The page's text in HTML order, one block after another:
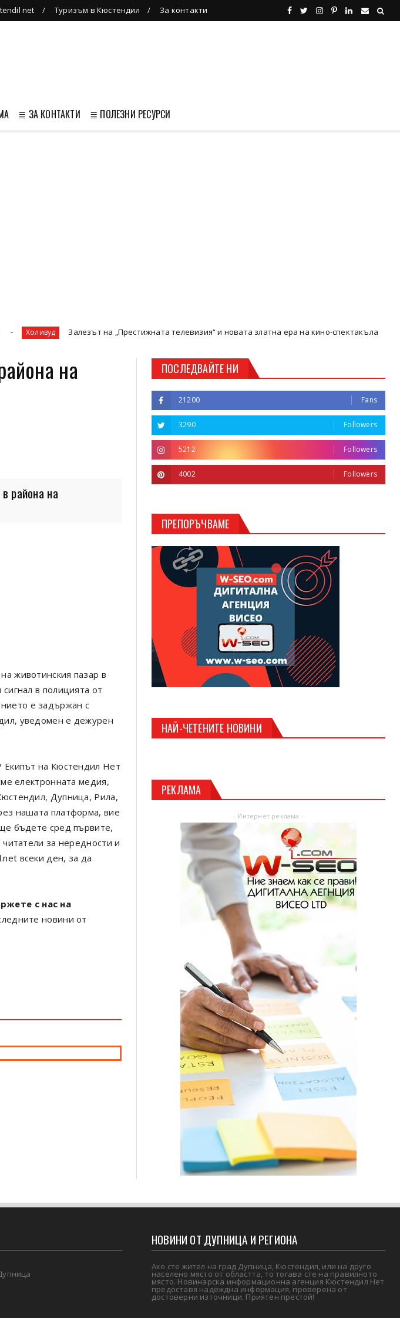
net Туризъм в Кюстендил За контакти
≣ ЗА КОНТАКТИ ≣ ПОЛЕЗНИ РЕСУРСИ
Залезът на „Престижната телевизия“ и новата златна ера на кино-спектакъла
на
района на
животинския пазар в
в полицията от
е задържан с
уведомен е дежурен
Екипът на Кюстендил Нет
електронната медия,
Дупница, Рила,
нашата платформа, вие
бъдете сред първите,
за нередности и
всеки ден, за да
с нас на
новини от
ПОСЛЕДВАЙТЕ НИ
21200 Fans
3290 Followers
5212 Followers
4002 Followers
ПРЕПОРЪЧВАМЕ
НАЙ-ЧЕТЕНИТЕ НОВИНИ
РЕКЛАМА
- Интернет реклама -
НОВИНИ ОТ ДУПНИЦА И РЕГИОНА
Ако сте жител на град Дупница, Кюстендил, или на друго
населено място от областта, то тогава сте на правилното
място. Новинарска информационна агенция Кюстендил Нет
предоставя надеждна информация, проверена от
достоверни източници. Приятен престой!